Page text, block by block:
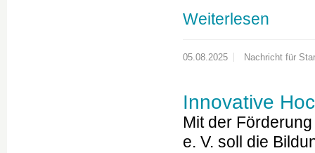
Weiterlesen
05.08.2025 Nachricht für
Innovative
Mit der
e. V. soll die